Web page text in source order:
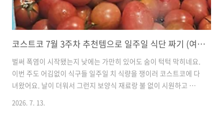
코스트코 7월 3주차 추천템으로 일주일 식단 짜기 (여름 보양식부터 간식까지)
벌써 폭염이 시작됐는지 낮에는 가만히 있어도 숨이 턱턱 막히네요.
이번 주도 어김없이 식구들 일주일 치 식량을 쟁이러 코스트코에 다
녀왔어요. 날이 더워서 그런지 보양식 재료랑 불 없이 시원하고 간
2026. 7. 13.